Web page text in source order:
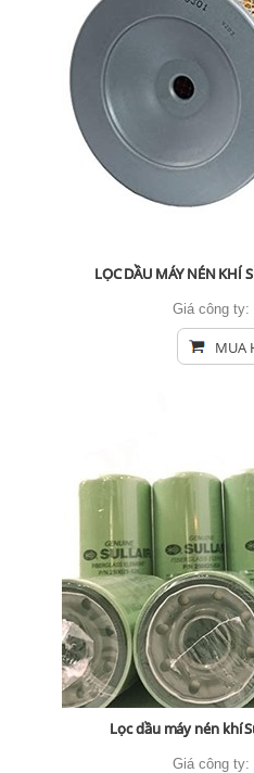
LỌC DẦU MÁY NÉN KHÍ
Giá công ty:
MUA
Lọc dầu máy nén khí
Giá công ty: